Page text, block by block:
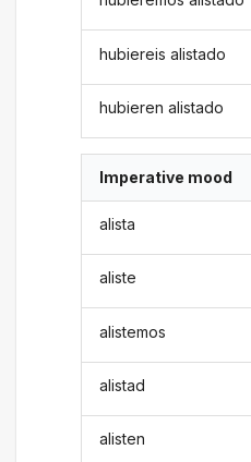
hubiereis alistado
hubieren alistado
Imperative mood
alista
aliste
alistemos
alistad
alisten